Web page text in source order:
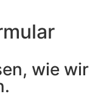
wie wir